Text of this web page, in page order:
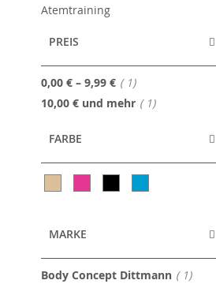
Atemtraining
PREIS
0,00 € – 9,99 € 1Artikel
10,00 € und mehr 1Artikel
FARBE
MARKE
Body Concept Dittmann 1Artikel